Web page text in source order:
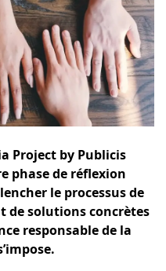
Project by Publicis
phase de réflexion
le processus de
de solutions concrètes
responsable de la